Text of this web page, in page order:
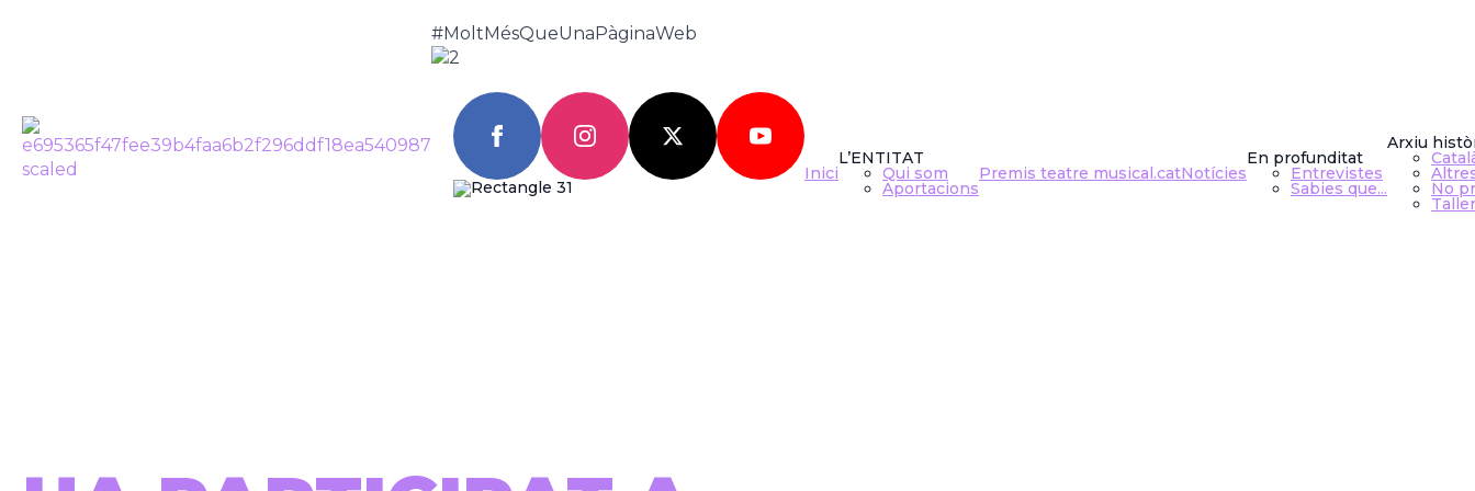
#MoltMésQueUnaPàginaWeb
Inici
L’ENTITAT
Qui som
Aportacions
Premis teatre musical.catNotícies
En profunditat
Entrevistes
Sabies que...
Arxiu
No
JAUME MORATÓ